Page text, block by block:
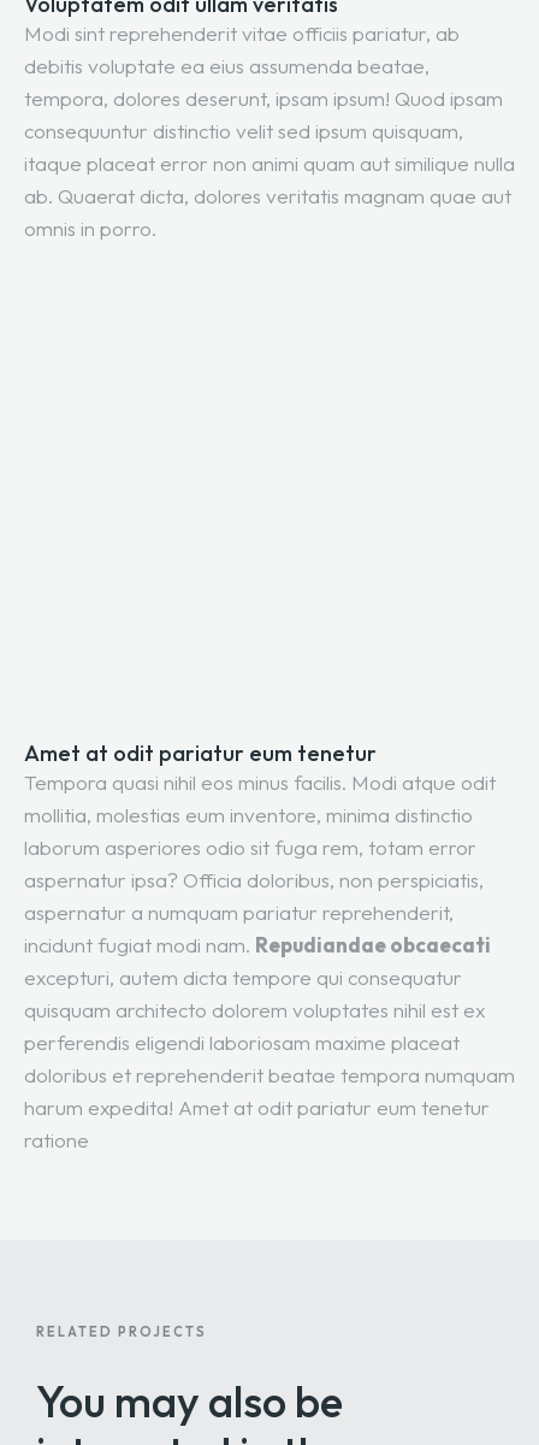
Modi sint reprehenderit vitae officiis pariatur, ab
debitis voluptate ea eius assumenda beatae,
tempora, dolores deserunt, ipsam ipsum! Quod ipsam
consequuntur distinctio velit sed ipsum quisquam,
itaque placeat error non animi quam aut similique nulla
ab. Quaerat dicta, dolores veritatis magnam quae aut
omnis in porro.
Amet at odit pariatur eum tenetur
Tempora quasi nihil eos minus facilis. Modi atque odit
mollitia, molestias eum inventore, minima distinctio
laborum asperiores odio sit fuga rem, totam error
aspernatur ipsa? Officia doloribus, non perspiciatis,
aspernatur a numquam pariatur reprehenderit,
incidunt fugiat modi nam. Repudiandae obcaecati
excepturi, autem dicta tempore qui consequatur
quisquam architecto dolorem voluptates nihil est ex
perferendis eligendi laboriosam maxime placeat
doloribus et reprehenderit beatae tempora numquam
harum expedita! Amet at odit pariatur eum tenetur
ratione
RELATED PROJECTS
You may also be